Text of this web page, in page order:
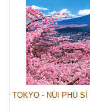
TOKYO - NÚI PHÚ